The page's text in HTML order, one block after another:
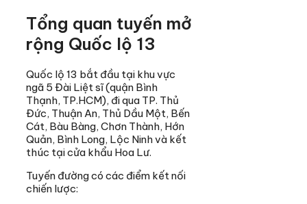
Tổng quan tuyến mở
rộng Quốc lộ 13
Quốc lộ 13 bắt đầu tại khu vực
ngã 5 Đài Liệt sĩ (quận Bình
Thạnh, TP.HCM), đi qua TP. Thủ
Đức, Thuận An, Thủ Dầu Một, Bến
Cát, Bàu Bàng, Chơn Thành, Hớn
Quản, Bình Long, Lộc Ninh và kết
thúc tại cửa khẩu Hoa Lư.
Tuyến đường có các điểm kết nối
chiến lược: